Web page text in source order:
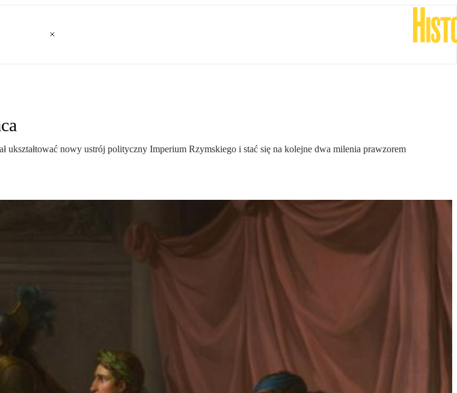
ukształtować nowy ustrój polityczny Imperium Rzymskiego i stać się na kolejne dwa milenia prawzorem